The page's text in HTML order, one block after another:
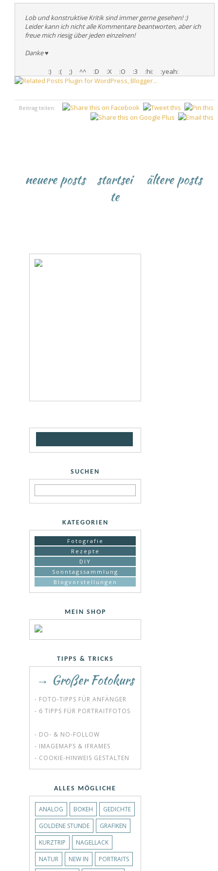
Lob und konstruktive Kritik sind immer gerne gesehen! :)
Leider kann ich nicht alle Kommentare beantworten, aber ich
freue mich riesig über jeden einzelnen!
Danke♥
:) :( ;) ^^ :D :X :O :3 :hi: :yeah:
♥
Beitrag teilen:
neuere posts ältere posts
startsei
te
SUCHEN
KATEGORIEN
Fotografie
Rezepte
DIY
Sonntagssammlung
Blogvorstellungen
MEIN SHOP
TIPPS & TRICKS
→ Großer Fotokurs
- FOTO-TIPPS FÜR ANFÄNGER
- 6 TIPPS FÜR PORTRAITFOTOS
- DO- & NO-FOLLOW
- IMAGEMAPS & IFRAMES
- COOKIE-HINWEIS GESTALTEN
ALLES MÖGLICHE
ANALOG BOKEH
GEDICHTE
GOLDENE STUNDE
GRAFIKEN
KURZTRIP
NAGELLACK
NATUR
NEW IN
PORTRAITS